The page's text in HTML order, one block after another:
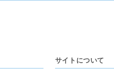
サイトについて